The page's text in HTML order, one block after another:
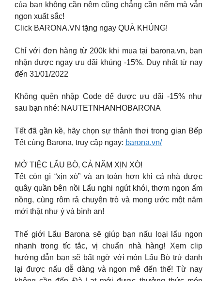
của bạn không cần nêm cũng chẳng cần nếm mà vẫn
ngon xuất sắc!
Click BARONA.VN tặng ngay QUÀ KHỦNG!
Chỉ với đơn hàng từ 200k khi mua tại barona.vn, bạn
nhận được ngay ưu đãi khủng -15%. Duy nhất từ nay
đến 31/01/2022
Không quên nhập Code để được ưu đãi -15% như
sau bạn nhé: NAUTETNHANHOBARONA
Tết đã gần kề, hãy chọn sự thảnh thơi trong gian Bếp
Tết cùng Barona, truy cập ngay: barona.vn/
MỞ TIỆC LẨU BÒ, CẢ NĂM XỊN XÒ!
Tết còn gì “xịn xò” và an toàn hơn khi cả nhà được
quây quần bên nồi Lẩu nghi ngút khói, thơm ngon ấm
nồng, cùng rôm rả chuyện trò và mong ước một năm
mới thật như ý và bình an!
Thế giới Lẩu Barona sẽ giúp bạn nấu loại lẩu ngon
nhanh trong tíc tắc, vị chuẩn nhà hàng! Xem clip
hướng dẫn bạn sẽ bất ngờ với món Lẩu Bò trứ danh
lại được nấu dễ dàng và ngon mê đến thế! Từ nay